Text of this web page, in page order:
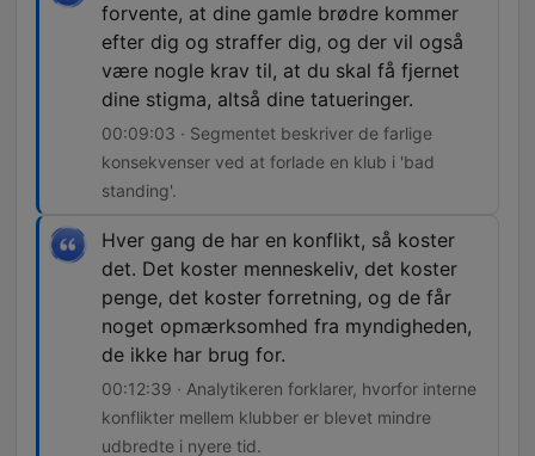
forvente, at dine gamle brødre kommer
efter dig og straffer dig, og der vil også
være nogle krav til, at du skal få fjernet
dine stigma, altså dine tatueringer.
00:09:03 · Segmentet beskriver de farlige
konsekvenser ved at forlade en klub i 'bad
standing'.
Hver gang de har en konflikt, så koster
det. Det koster menneskeliv, det koster
penge, det koster forretning, og de får
noget opmærksomhed fra myndigheden,
de ikke har brug for.
00:12:39 · Analytikeren forklarer, hvorfor interne
konflikter mellem klubber er blevet mindre
udbredte i nyere tid.